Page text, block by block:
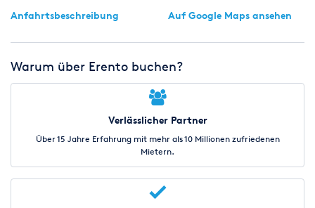
Anfahrtsbeschreibung Auf Google Maps ansehen
Warum über Erento buchen?
Verlässlicher Partner
Über 15 Jahre Erfahrung mit mehr als 10 Millionen zufriedenen
Mietern.